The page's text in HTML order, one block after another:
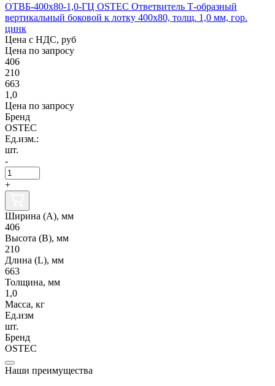
ОТВБ-400х80-1,0-ГЦ OSTEC Ответвитель Т-образный
вертикальный боковой к лотку 400х80, толщ. 1,0 мм, гор.
цинк
Цена с НДС, руб
Цена по запросу
406
210
663
1,0
Цена по запросу
Бренд
OSTEC
Ед.изм.:
шт.
-
+
Ширина (А), мм
406
Высота (В), мм
210
Длина (L), мм
663
Толщина, мм
1,0
Масса, кг
Ед.изм
шт.
Бренд
OSTEC
Наши преимущества